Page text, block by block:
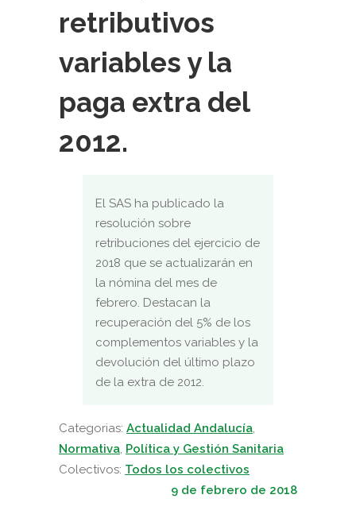
retributivos
variables y la
paga extra del
2012.
El SAS ha publicado la
resolución sobre
retribuciones del ejercicio de
2018 que se actualizarán en
la nómina del mes de
febrero. Destacan la
recuperación del 5% de los
complementos variables y la
devolución del último plazo
de la extra de 2012.
Categorias: Actualidad Andalucía,
Normativa, Política y Gestión Sanitaria
Colectivos: Todos los colectivos
9 de febrero de 2018